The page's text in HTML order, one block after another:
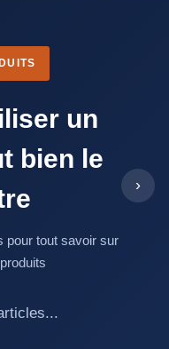
un
bien le
pour tout savoir sur
›